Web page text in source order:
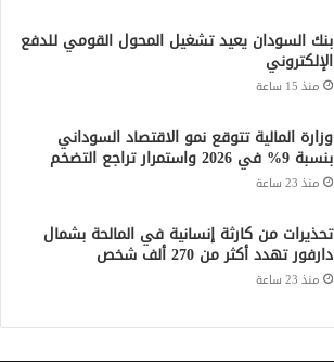
بنك السودان يعيد تشغيل المحول القومي للدفع
الإلكتروني
منذ 15 ساعة
وزارة المالية تتوقع نمو الاقتصاد السوداني
بنسبة 9% في 2026 واستمرار تراجع التضخم
منذ 23 ساعة
تحذيرات من كارثة إنسانية في المالحة بشمال
دارفور تهدد أكثر من 270 ألف شخص
منذ 23 ساعة